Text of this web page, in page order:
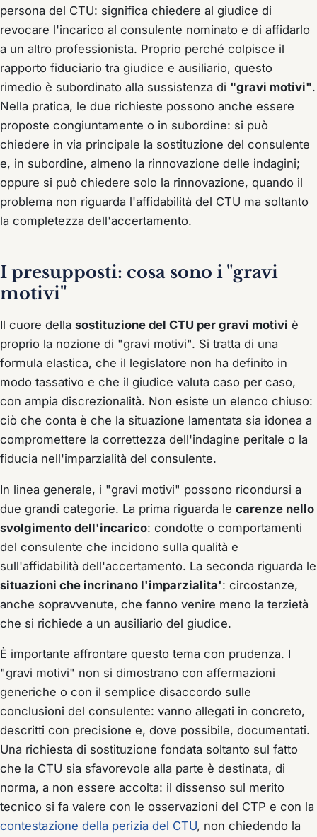
persona del CTU: significa chiedere al giudice di
revocare l'incarico al consulente nominato e di affidarlo
a un altro professionista. Proprio perché colpisce il
rapporto fiduciario tra giudice e ausiliario, questo
rimedio è subordinato alla sussistenza di "gravi motivi".
Nella pratica, le due richieste possono anche essere
proposte congiuntamente o in subordine: si può
chiedere in via principale la sostituzione del consulente
e, in subordine, almeno la rinnovazione delle indagini;
oppure si può chiedere solo la rinnovazione, quando il
problema non riguarda l'affidabilità del CTU ma soltanto
la completezza dell'accertamento.
I presupposti: cosa sono i "gravi
motivi"
Il cuore della sostituzione del CTU per gravi motivi è
proprio la nozione di "gravi motivi". Si tratta di una
formula elastica, che il legislatore non ha definito in
modo tassativo e che il giudice valuta caso per caso,
con ampia discrezionalità. Non esiste un elenco chiuso:
ciò che conta è che la situazione lamentata sia idonea a
compromettere la correttezza dell'indagine peritale o la
fiducia nell'imparzialità del consulente.
In linea generale, i "gravi motivi" possono ricondursi a
due grandi categorie. La prima riguarda le carenze nello
svolgimento dell'incarico: condotte o comportamenti
del consulente che incidono sulla qualità e
sull'affidabilità dell'accertamento. La seconda riguarda le
situazioni che incrinano l'imparzialita': circostanze,
anche sopravvenute, che fanno venire meno la terzietà
che si richiede a un ausiliario del giudice.
È importante affrontare questo tema con prudenza. I
"gravi motivi" non si dimostrano con affermazioni
generiche o con il semplice disaccordo sulle
conclusioni del consulente: vanno allegati in concreto,
descritti con precisione e, dove possibile, documentati.
Una richiesta di sostituzione fondata soltanto sul fatto
che la CTU sia sfavorevole alla parte è destinata, di
norma, a non essere accolta: il dissenso sul merito
tecnico si fa valere con le osservazioni del CTP e con la
contestazione della perizia del CTU, non chiedendo la